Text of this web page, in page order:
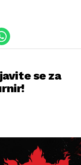
se za